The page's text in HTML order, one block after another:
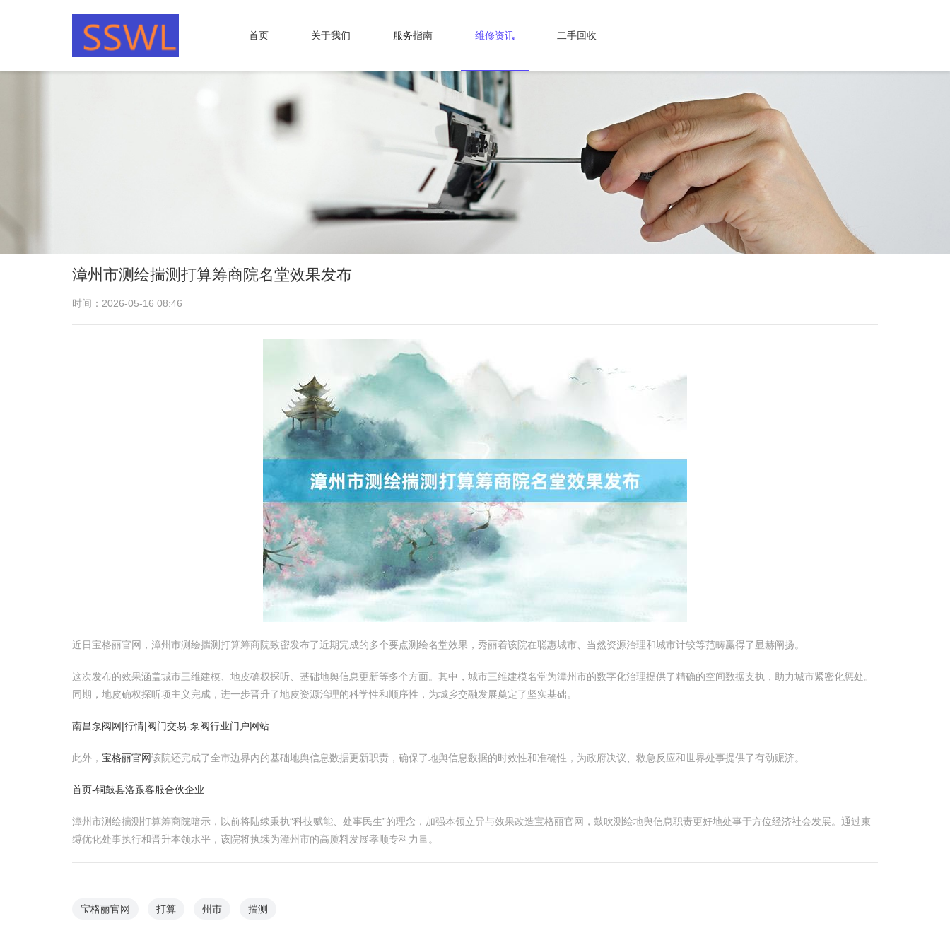
首页 关于我们 服务指南 维修资讯 二手回收
漳州市测绘揣测打算筹商院名堂效果发布
时间：2026-05-16 08:46
近日宝格丽官网，漳州市测绘揣测打算筹商院致密发布了近期完成的多个要点测绘名堂效果，秀丽着该院在聪惠城市、当然资源治理和城市计较等范畴赢得了显赫阐扬。
这次发布的效果涵盖城市三维建模、地皮确权探听、基础地舆信息更新等多个方面。其中，城市三维建模名堂为漳州市的数字化治理提供了精确的空间数据支执，助力城市紧密化惩处。
同期，地皮确权探听项主义完成，进一步晋升了地皮资源治理的科学性和顺序性，为城乡交融发展奠定了坚实基础。
南昌泵阀网|行情|阀门交易-泵阀行业门户网站
此外， 宝格丽官网该院还完成了全市边界内的基础地舆信息数据更新职责，确保了地舆信息数据的时效性和准确性，为政府决议、救急反应和世界处事提供了有劲赈济。
首页-铜鼓县洛跟客服合伙企业
漳州市测绘揣测打算筹商院暗示，以前将陆续秉执“科技赋能、处事民生”的理念，加强本领立异与效果改造宝格丽官网，鼓吹测绘地舆信息职责更好地处事于方位经济社会发展。通过束
缚优化处事执行和晋升本领水平，该院将执续为漳州市的高质料发展孝顺专科力量。
宝格丽官网 打算 州市 揣测